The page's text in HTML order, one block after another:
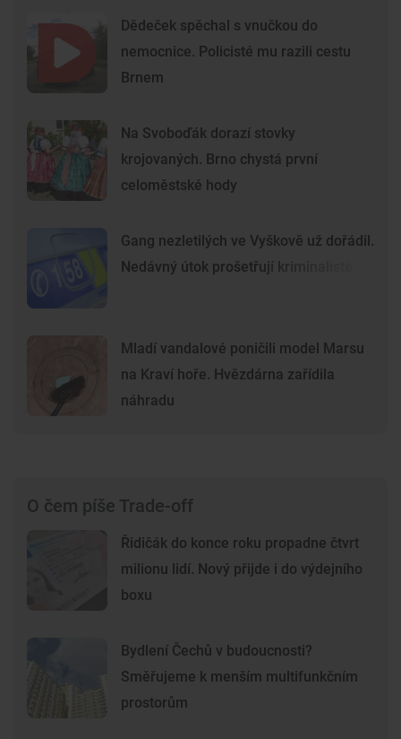
Dědeček spěchal s vnučkou do
nemocnice. Policisté mu razili cestu
Brnem
Na Svoboďák dorazí stovky
krojovaných. Brno chystá první
celoměstské hody
Gang nezletilých ve Vyškově už dořádil.
Nedávný útok prošetřují kriminalisté
Mladí vandalové poničili model Marsu
na Kraví hoře. Hvězdárna zařídila
náhradu
O čem píše Trade-off
Řidičák do konce roku propadne čtvrt
milionu lidí. Nový přijde i do výdejního
boxu
Bydlení Čechů v budoucnosti?
Směřujeme k menším multifunkčním
prostorům